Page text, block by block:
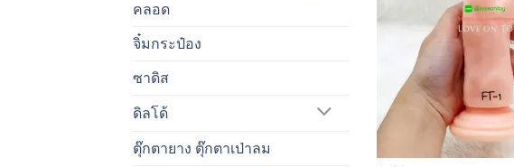
คลอด
จิ๋มกระป๋อง
ซาดิส
ดิลโด้
ตุ๊กตายาง ตุ๊กตาเป่าลม